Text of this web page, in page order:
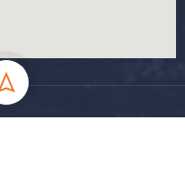
جميع الحقوق